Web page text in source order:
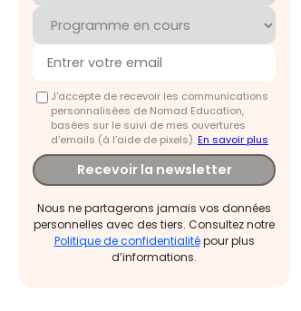
J'accepte de recevoir les communications
personnalisées de Nomad Education,
basées sur le suivi de mes ouvertures
d'emails (à l’aide de pixels).En savoir plus
Recevoir la newsletter
Nous ne partagerons jamais vos données
personnelles avec des tiers. Consultez notre
Politique de confidentialitépour plus
d’informations.